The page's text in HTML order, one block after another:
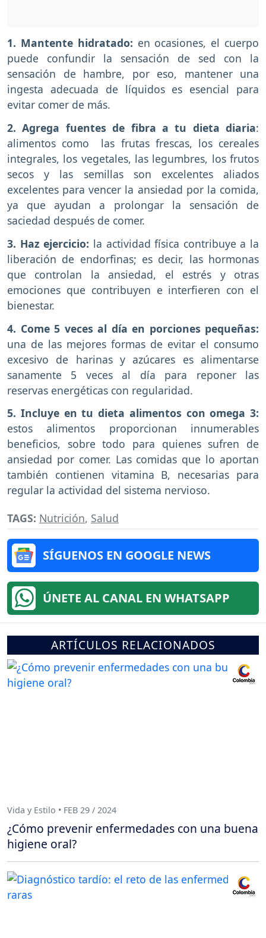
1. Mantente hidratado: en ocasiones, el cuerpo
puede confundir la sensación de sed con la
sensación de hambre, por eso, mantener una
ingesta adecuada de líquidos es esencial para
evitar comer de más.
2. Agrega fuentes de fibra a tu dieta diaria:
alimentos como las frutas frescas, los cereales
integrales, los vegetales, las legumbres, los frutos
secos y las semillas son excelentes aliados
excelentes para vencer la ansiedad por la comida,
ya que ayudan a prolongar la sensación de
saciedad después de comer.
3. Haz ejercicio: la actividad física contribuye a la
liberación de endorfinas; es decir, las hormonas
que controlan la ansiedad, el estrés y otras
emociones que contribuyen e interfieren con el
bienestar.
4. Come 5 veces al día en porciones pequeñas:
una de las mejores formas de evitar el consumo
excesivo de harinas y azúcares es alimentarse
sanamente 5 veces al día para reponer las
reservas energéticas con regularidad.
5. Incluye en tu dieta alimentos con omega 3:
estos alimentos proporcionan innumerables
beneficios, sobre todo para quienes sufren de
ansiedad por comer. Las comidas que lo aportan
también contienen vitamina B, necesarias para
regular la actividad del sistema nervioso.
TAGS: Nutrición, Salud
SÍGUENOS EN GOOGLE NEWS
ÚNETE AL CANAL EN WHATSAPP
ARTÍCULOS RELACIONADOS
Vida y Estilo • FEB 29 / 2024
¿Cómo prevenir enfermedades con una buena
higiene oral?